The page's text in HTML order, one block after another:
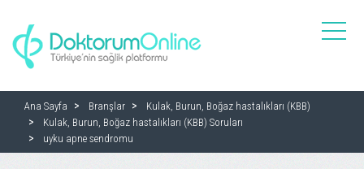
toggle
Ana Sayfa Branşlar
Kulak, Burun, Boğaz hastalıkları (KBB)
Kulak, Burun, Boğaz hastalıkları (KBB) Soruları
uyku apne sendromu